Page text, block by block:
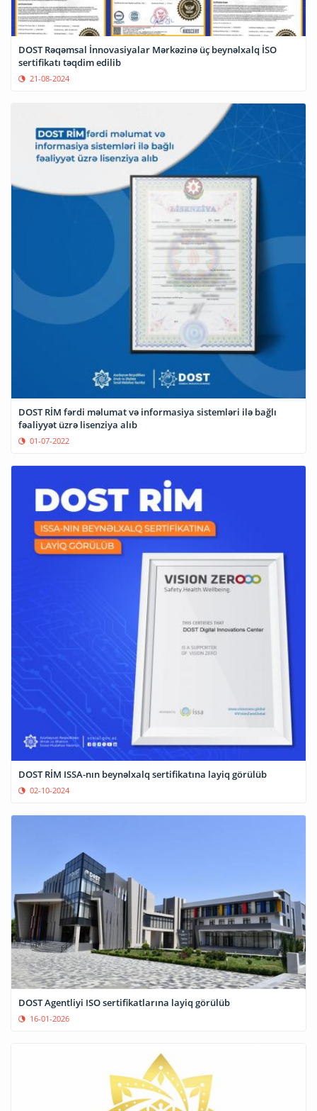
DOST Rəqəmsal İnnovasiyalar Mərkəzinə üç beynəlxalq İSO
sertifikatı təqdim edilib
21-08-2024
DOST RİM fərdi məlumat və informasiya sistemləri ilə bağlı
fəaliyyət üzrə lisenziya alıb
01-07-2022
DOST RİM ISSA-nın beynəlxalq sertifikatına layiq görülüb
02-10-2024
DOST Agentliyi ISO sertifikatlarına layiq görülüb
16-01-2026